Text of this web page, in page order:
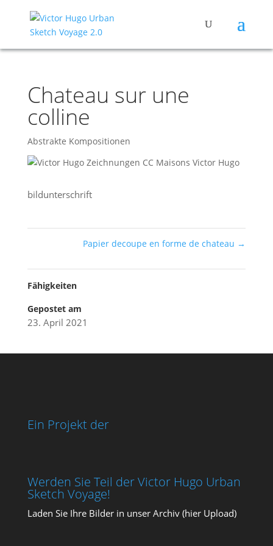
Chateau sur une
colline
Abstrakte Kompositionen
bild­un­ter­schrift
Papier decoupe en forme de chateau →
Fähigkeiten
Gepostet am
23. April 2021
Ein Projekt der
Werden Sie Teil der Victor Hugo Urban
Sketch Voyage!
Laden Sie Ihre Bil­der in unser Archiv (hier Upload)